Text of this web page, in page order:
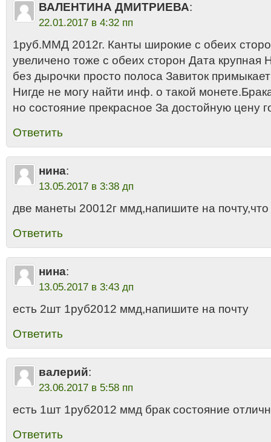
ВАЛЕНТИНА ДМИТРИЕВА:
22.01.2017 в 4:32 пп
1руб.ММД 2012г. Канты широкие с обеих
увеличено тоже с обеих сторон Дата крупная
без дырочки просто полоса Завиток
Нигде не могу найти инф. о такой
но состояние прекрасное За достойную цену
Ответить
нина:
13.05.2017 в 3:38 дп
две манеты 20012г ммд,напишите на почту,что
Ответить
нина:
13.05.2017 в 3:43 дп
есть 2шт 1руб2012 ммд,напишите на почту
Ответить
валерий:
23.06.2017 в 5:58 пп
есть 1шт 1руб2012 ммд брак состояние
Ответить